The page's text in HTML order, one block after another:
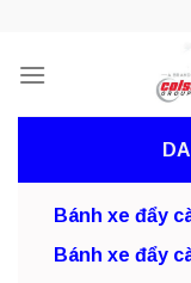
content
Bánh xe đẩy
Bánh xe đẩy